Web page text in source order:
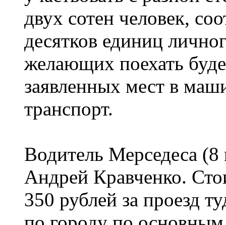
двух сотен человек,
десятков единиц
желающих поехать
заявленных мест в
транспорт.
Водитель Мерседеса
Андрей Кравченко.
350 рублей за проезд